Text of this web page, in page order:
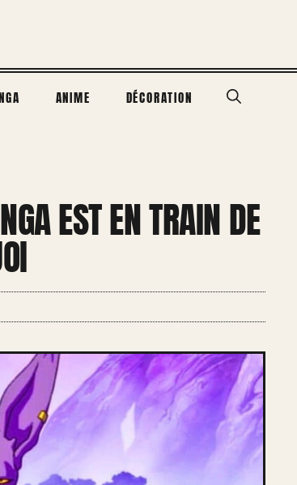
ANIME DÉCORATION
EST EN TRAIN DE